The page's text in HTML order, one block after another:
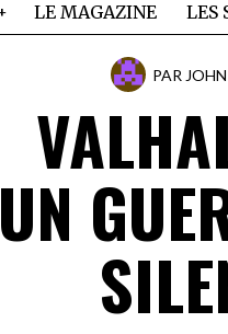
LE MAGAZINE LES
PAR
UN